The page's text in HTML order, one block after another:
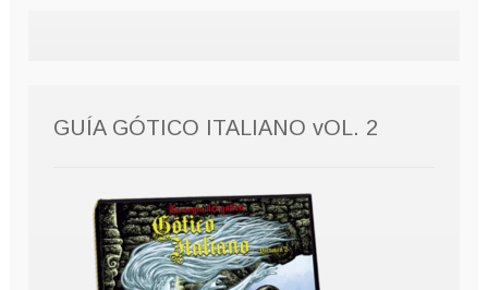
GUÍA GÓTICO ITALIANO vOL. 2